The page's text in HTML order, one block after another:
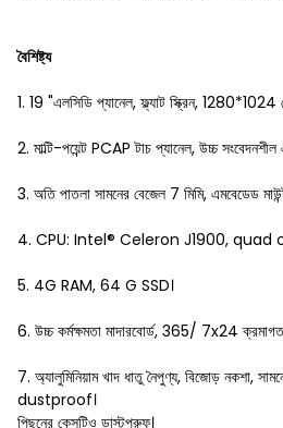
বৈশিষ্ট্য
1. 19 "এলসিডি প্যানেল, ফ্ল্যাট স্ক্রিন,
2. মাল্টি-পয়েন্ট PCAP টাচ প্যানেল, উচ্চ
3. অতি পাতলা সামনের বেজেল 7 মিমি, এমবেডেড
4. CPU: Intel® Celeron J1900, quad
5. 4G RAM, 64 G SSD।
6. উচ্চ কর্মক্ষমতা মাদারবোর্ড, 365/ 7x24
7. অ্যালুমিনিয়াম খাদ ধাতু নৈপুণ্য, বিজোড় নকশা,
dustproof।
পিছনের কেসটিও ডাস্টপ্রুফ।